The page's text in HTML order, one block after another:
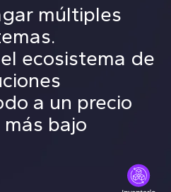
múltiples
ecosistema de
a un precio
bajo